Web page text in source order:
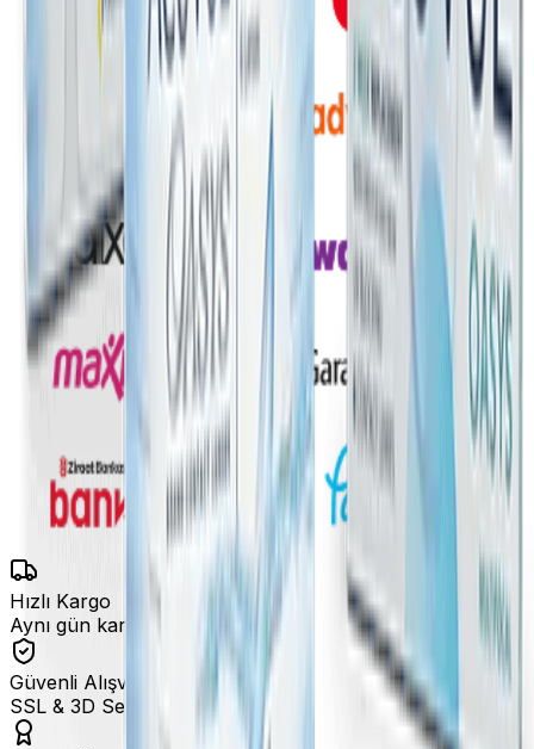
Hızlı Kargo
Aynı gün kargo fırsatları
Güvenli Alışveriş
SSL & 3D Secure ile ödeme